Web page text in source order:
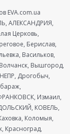
EVA.com.ua
АЛЕКСАНДРИЯ,
Церковь,
Берислав,
Васильков,
Вышгород,
Дрогобыч,
Измаил,
КОВЕЛЬ,
Коломыя,
Красноград,